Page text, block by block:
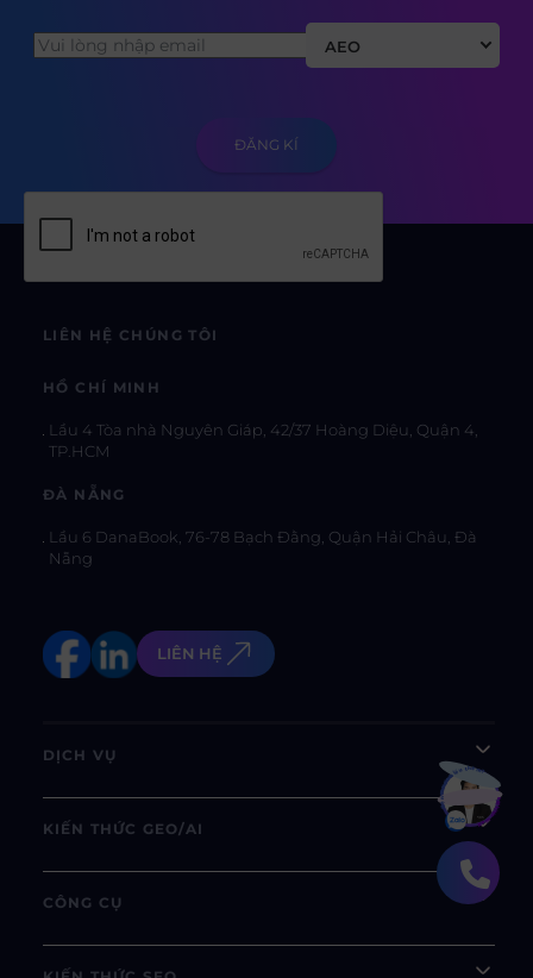
AEO
LIÊN HỆ CHÚNG TÔI
HỒ CHÍ MINH
Lầu 4 Tòa nhà Nguyên Giáp, 42/37 Hoàng Diệu, Quận 4,
TP.HCM
ĐÀ NẴNG
Lầu 6 DanaBook, 76-78 Bạch Đằng, Quận Hải Châu, Đà
Nẵng
LIÊN HỆ
DỊCH VỤ
KIẾN THỨC GEO/AI
CÔNG CỤ
Bạn muốn hiểu thêm?Xem chi tiết